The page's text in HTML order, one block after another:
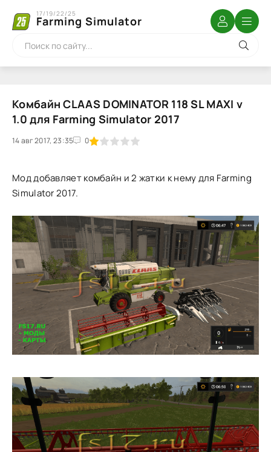
Farming Simulator
17/19/22/25
Комбайн CLAAS DOMINATOR 118 SL MAXI v
1.0 для Farming Simulator 2017
14 авг 2017, 23:35 0
1 2 3 4 5
Мод добавляет комбайн и 2 жатки к нему для Farming
Simulator 2017.